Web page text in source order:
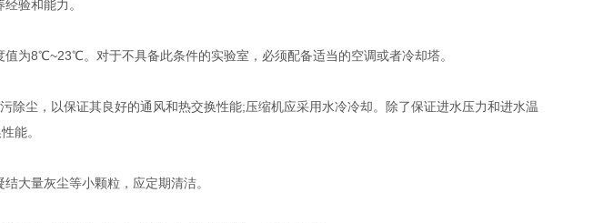
验和能力。
8℃~23℃。对于不具备此条件的实验室，必须配备适当的空调或者冷却塔。
尘，以保证其良好的通风和热交换性能;压缩机应采用水冷冷却。除了保证进水压力和进水温
能。
大量灰尘等小颗粒，应定期清洁。